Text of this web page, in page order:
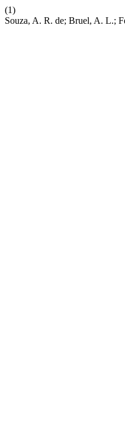
(1)
Souza, A. R. de; Bruel, A. L.;